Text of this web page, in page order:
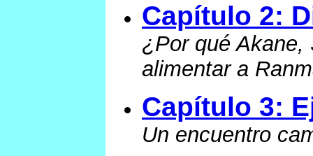
Capítulo 2:
¿Por qué Akane,
alimentar a
Capítulo 3:
Un encuentro